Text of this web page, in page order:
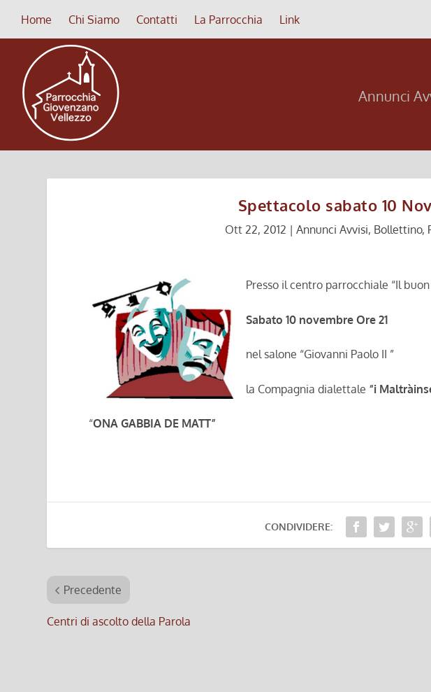
Home Chi Siamo Contatti La Parrocchia Link
Annunci
Spettacolo sabato 10
Ott 22, 2012 |Annunci Avvisi, Bollettino,
Presso il centro parrocchiale “Il
Sabato 10 novembre Ore 21
nel salone “Giovanni Paolo II ”
la Compagnia dialettale “i
“ONA GABBIA DE MATT”
CONDIVIDERE:
Precedente
Centri di ascolto della Parola